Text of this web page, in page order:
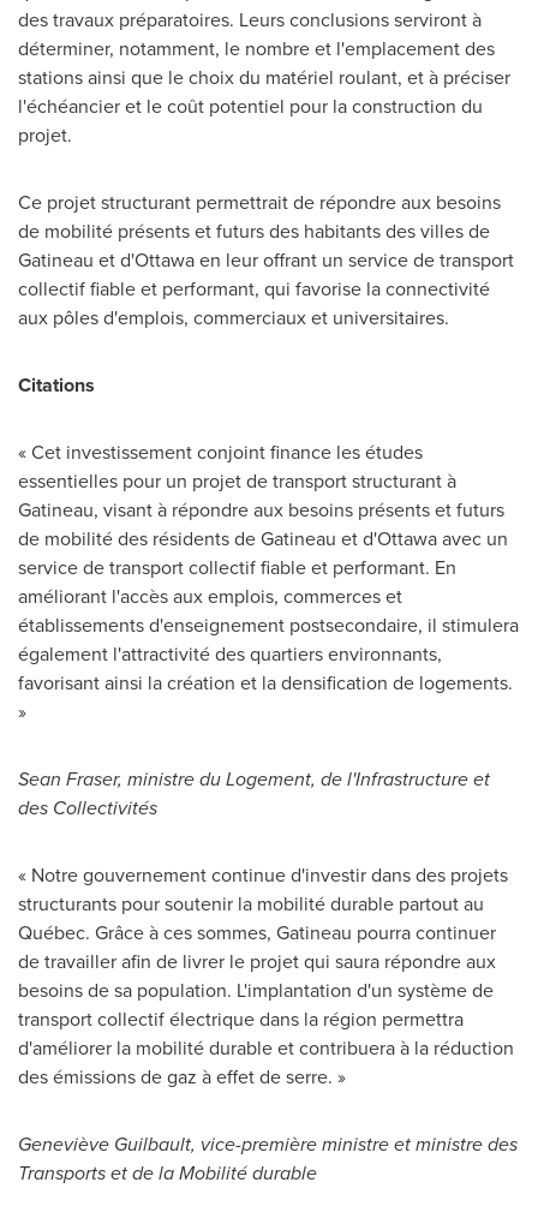
des travaux préparatoires. Leurs conclusions serviront à
déterminer, notamment, le nombre et l'emplacement des
stations ainsi que le choix du matériel roulant, et à préciser
l'échéancier et le coût potentiel pour la construction du
projet.
Ce projet structurant permettrait de répondre aux besoins
de mobilité présents et futurs des habitants des villes de
Gatineau et d'Ottawaen leur offrant un service de transport
collectif fiable et performant, qui favorise la connectivité
aux pôles d'emplois, commerciaux et universitaires.
Citations
« Cet investissement conjoint finance les études
essentielles pour un projet de transport structurant à
Gatineau, visant à répondre aux besoins présents et futurs
de mobilité des résidents de Gatineau et d'Ottawaavec un
service de transport collectif fiable et performant. En
améliorant l'accès aux emplois, commerces et
établissements d'enseignement postsecondaire, il stimulera
également l'attractivité des quartiers environnants,
favorisant ainsi la création et la densification de logements.
»
Sean Fraser, ministre du Logement, de l'Infrastructure et
des Collectivités
« Notre gouvernement continue d'investir dans des projets
structurants pour soutenir la mobilité durable partout au
Québec. Grâce à ces sommes, Gatineau pourra continuer
de travailler afin de livrer le projet qui saura répondre aux
besoins de sa population. L'implantation d'un système de
transport collectif électrique dans la région permettra
d'améliorer la mobilité durable et contribuera à la réduction
des émissions de gaz à effet de serre. »
Geneviève Guilbault, vice-première ministre et ministre des
Transports et de la Mobilité durable